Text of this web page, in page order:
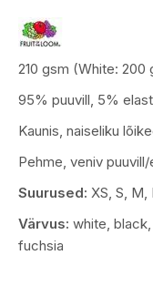
210 gsm (White: 200
95% puuvill, 5%
Kaunis, naiseliku
Pehme, veniv
Suurused: XS, S, M,
Värvus: white,
fuchsia